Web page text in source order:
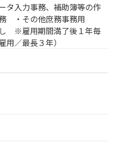
タ入力事務、補助簿等の作
・その他庶務事務用
用期間満了後１年毎
／最長３年）